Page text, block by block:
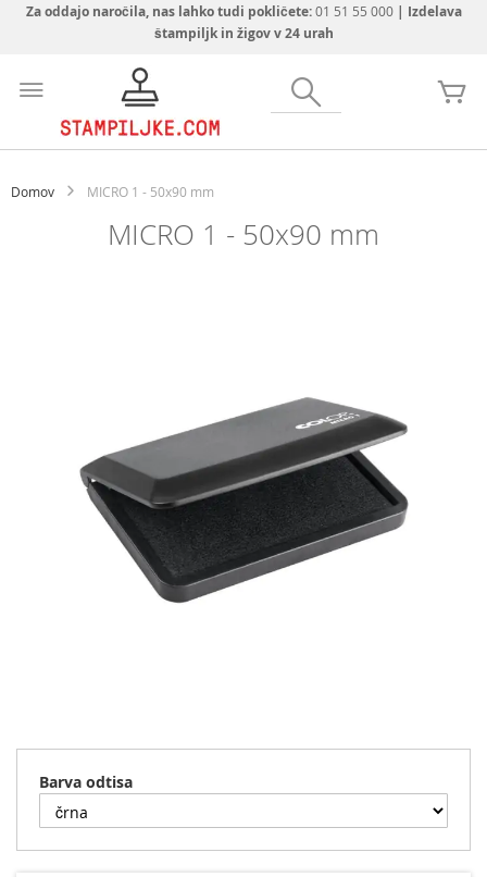
Za oddajo naročila, nas lahko tudi pokličete:01 51 55 000| Izdelava
štampiljk in žigov v 24 urah
vsebino
Domov MICRO 1 - 50x90 mm
MICRO 1 - 50x90 mm
začetek
galerije
Barva odtisa